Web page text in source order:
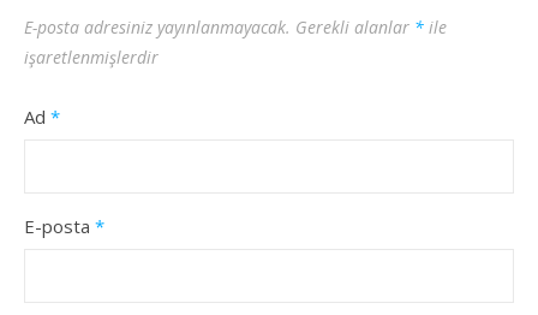
E-posta adresiniz yayınlanmayacak. Gerekli alanlar * ile
işaretlenmişlerdir
Ad *
E-posta *